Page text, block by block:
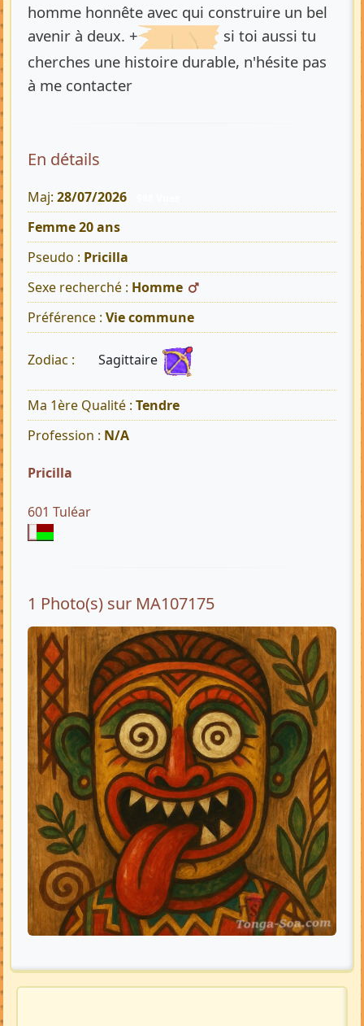
homme honnête avec qui construire un bel
avenir à deux. +
si toi aussi tu
cherches une histoire durable, n'hésite pas
à me contacter
En détails
Maj: 28/07/2026
Femme 20 ans
Pseudo : Pricilla
Sexe recherché : Homme
Préférence : Vie commune
Zodiac : Sagittaire
Ma 1ère Qualité : Tendre
Profession : N/A
Pricilla
601 Tuléar
1 Photo(s) sur MA107175